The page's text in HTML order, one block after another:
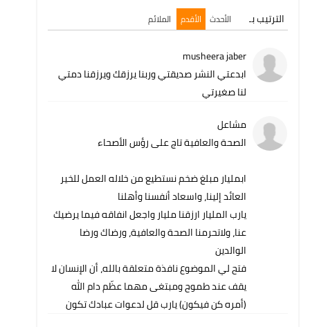
الترتيب بـ الأحدث الأقدم الملائم
musheera jaber
ابدعتي النشر صديقتي وربنا يرزقك ويرزقنا دمتي
لنا صغيرتي
مشاعل
الصحة والعافية تاج على رؤس الأصحاء
ابمليار مبلغ ضخم نستطيع من خلاله العمل للخير
العائد إلينا، واسعاد أنفسنا وأهلنا
يارب المليار ارزقنا مليار واجعل انفاقه فيما يرضيك
عنا، ولاتحرمنا الصحة والعافية، ورضاك ورضا
الوالدين
فتح لي الموضوع نافذة متعلقة بالله، أن الإنسان لا
يقف عند طموح ومبتغى مهما عظّم دام الله
(أمره كن فيكون) يارب قل لدعوات عبادك تكون